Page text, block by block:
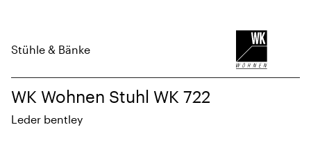
Stühle & Bänke
WK Wohnen Stuhl WK 722
Leder bentley